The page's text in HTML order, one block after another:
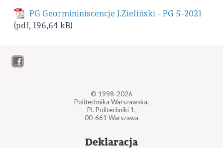
PG Geormininiscencje J.Zieliński - PG 5-2021
(pdf, 196,64 kB)
© 1998-2026
Politechnika Warszawska,
Pl. Politechniki 1,
00-661 Warszawa
Deklaracja